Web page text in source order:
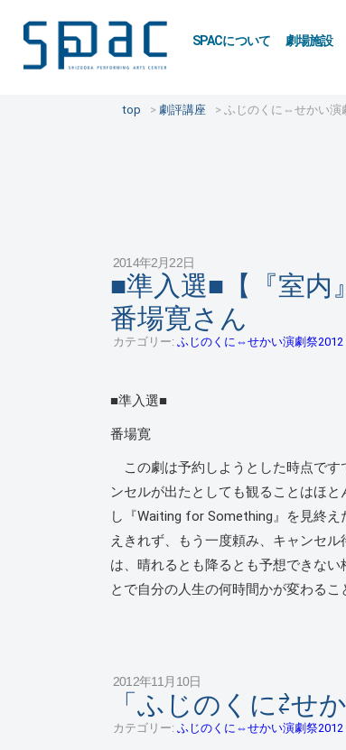
SPACについて 劇場施設
top 劇評講座 ふじのくに⇔せかい演
2014年2月22日
■準入選■【『室内
番場寛さん
カテゴリー: ふじのくに⇔せかい演劇祭2012
■準入選■
番場寛
この劇は予約しようとした時点です
ンセルが出たとしても観ることはほ
し『Waiting for Something』を見終
えきれず、もう一度頼み、キャンセ
は、晴れるとも降るとも予想できな
とで自分の人生の何時間かが変わる
2012年11月10日
「ふじのくに⇄せ
カテゴリー: ふじのくに⇔せかい演劇祭2012